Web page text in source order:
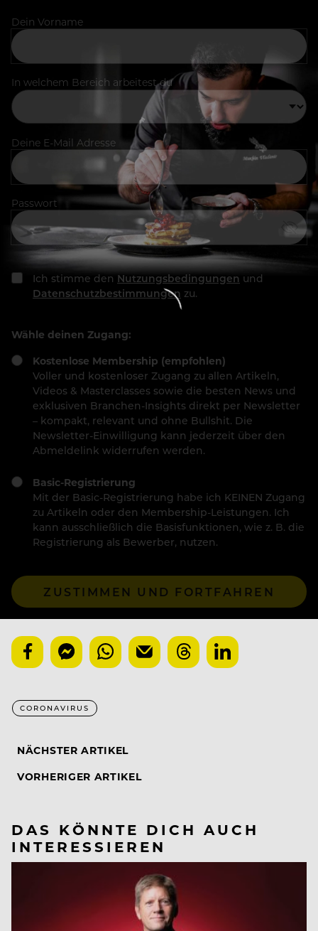
Dein Vorname
In welchem Bereich arbeitest du
Deine E-Mail Adresse
Passwort
Ich stimme den Nutzungsbedingungen und
Datenschutzbestimmungen zu.
Wähle deinen Zugang:
Kostenlose Membership (empfohlen)
Voller und kostenloser Zugang zu allen Artikeln,
Videos & Masterclasses sowie die besten News und
exklusiven Branchen-Insights direkt per Newsletter
– kompakt, relevant und ohne Bullshit. Die
Newsletter-Einwilligung kann jederzeit über den
Abmeldelink widerrufen werden.
Basic-Registrierung
Mit der Basic-Registrierung habe ich KEINEN Zugang
zu Artikeln oder den Membership-Leistungen. Ich
kann ausschließlich die Basisfunktionen, wie z. B. die
Registrierung als Bewerber, nutzen.
ZUSTIMMEN UND FORTFAHREN
CORONAVIRUS
NÄCHSTER ARTIKEL
VORHERIGER ARTIKEL
DAS KÖNNTE DICH AUCH
INTERESSIEREN